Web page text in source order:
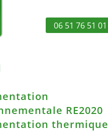
06 51 76 51 01
RE2020
thermique